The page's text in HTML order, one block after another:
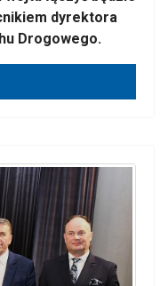
dyrektora
Drogowego.